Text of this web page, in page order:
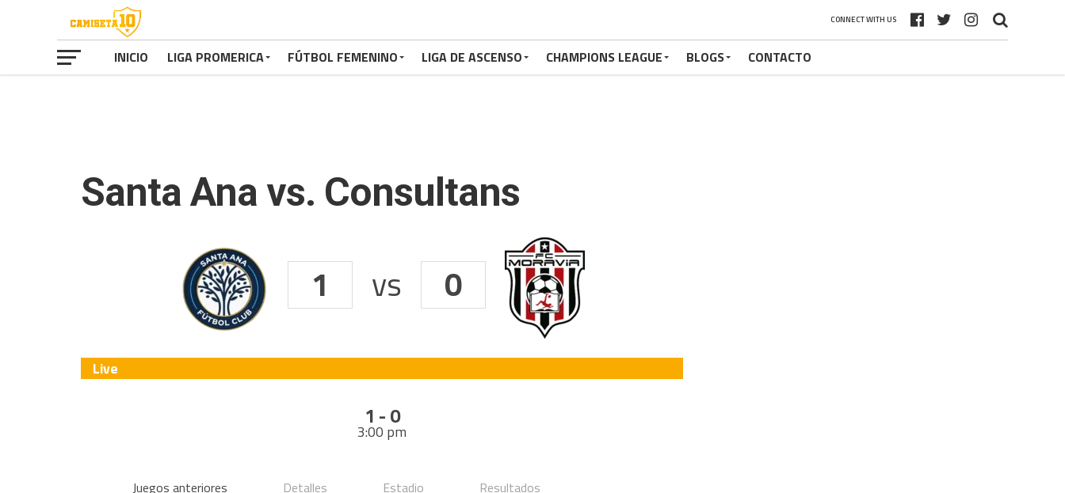
CONNECT WITH US
INICIO LIGA PROMERICA FÚTBOL FEMENINO LIGA DE ASCENSO CHAMPIONS LEAGUE BLOGS CONTACTO
Santa Ana vs. Consultans
1 vs 0
Live
1 - 0
3:00 pm
Juegos anteriores Detalles Estadio Resultados